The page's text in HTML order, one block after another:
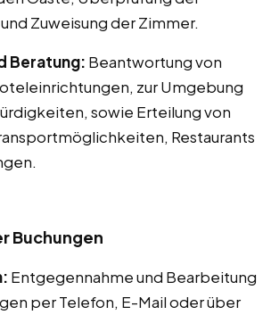
Zuweisung der Zimmer.
Beratung: Beantwortung von
zur Umgebung
sowie Erteilung von
Restaurants
Buchungen
Entgegennahme und Bearbeitung
per Telefon, E-Mail oder über